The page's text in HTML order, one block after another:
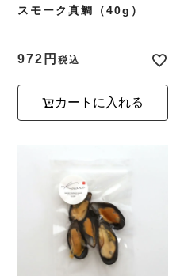
スモーク真鯛（40g）
972 税込
カートに入れる